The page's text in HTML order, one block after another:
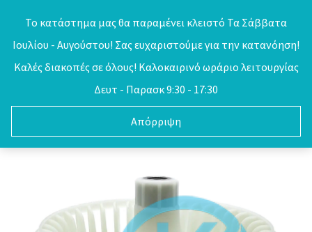
Το κατάστημα μας θα παραμένει κλειστό Τα Σάββατα
Ιουλίου - Αυγούστου! Σας ευχαριστούμε για την κατανόηση!
Καλές διακοπές σε όλους! Καλοκαιρινό ωράριο λειτουργίας
Δευτ - Παρασκ 9:30 - 17:30
Απόρριψη
0